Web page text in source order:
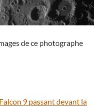
de ce photographe
9 passant devant la